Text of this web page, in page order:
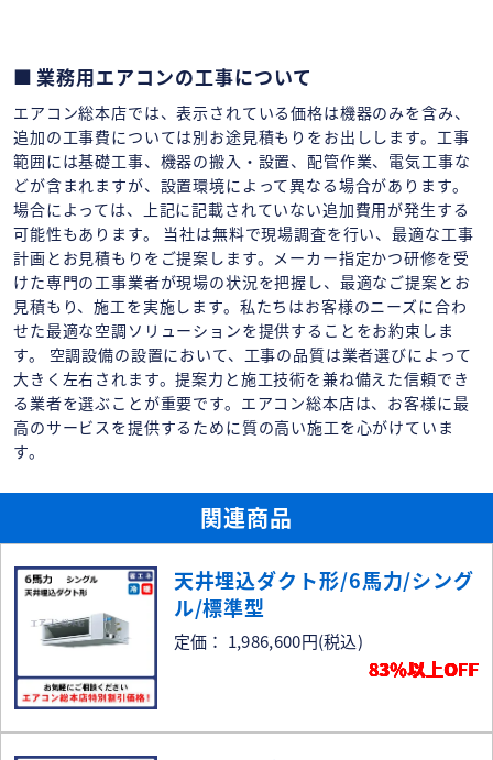
業務用エアコンの工事について
エアコン総本店では、表示されている価格は機器のみを含み、
追加の工事費については別お途見積もりをお出しします。工事
範囲には基礎工事、機器の搬入・設置、配管作業、電気工事な
どが含まれますが、設置環境によって異なる場合があります。
場合によっては、上記に記載されていない追加費用が発生する
可能性もあります。 当社は無料で現場調査を行い、最適な工事
計画とお見積もりをご提案します。メーカー指定かつ研修を受
けた専門の工事業者が現場の状況を把握し、最適なご提案とお
見積もり、施工を実施します。私たちはお客様のニーズに合わ
せた最適な空調ソリューションを提供することをお約束しま
す。 空調設備の設置において、工事の品質は業者選びによって
大きく左右されます。提案力と施工技術を兼ね備えた信頼でき
る業者を選ぶことが重要です。エアコン総本店は、お客様に最
高のサービスを提供するために質の高い施工を心がけていま
す。
関連商品
天井埋込ダクト形/6馬力/シング
ル/標準型
定価： 1,986,600円(税込)
83％以上OFF